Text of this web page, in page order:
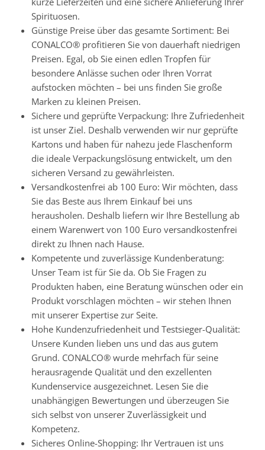
Spirituosen.
Günstige Preise über das gesamte Sortiment: Bei
CONALCO® profitieren Sie von dauerhaft niedrigen
Preisen. Egal, ob Sie einen edlen Tropfen für
besondere Anlässe suchen oder Ihren Vorrat
aufstocken möchten – bei uns finden Sie große
Marken zu kleinen Preisen.
Sichere und geprüfte Verpackung: Ihre Zufriedenheit
ist unser Ziel. Deshalb verwenden wir nur geprüfte
Kartons und haben für nahezu jede Flaschenform
die ideale Verpackungslösung entwickelt, um den
sicheren Versand zu gewährleisten.
Versandkostenfrei ab 100 Euro: Wir möchten, dass
Sie das Beste aus Ihrem Einkauf bei uns
herausholen. Deshalb liefern wir Ihre Bestellung ab
einem Warenwert von 100 Euro versandkostenfrei
direkt zu Ihnen nach Hause.
Kompetente und zuverlässige Kundenberatung:
Unser Team ist für Sie da. Ob Sie Fragen zu
Produkten haben, eine Beratung wünschen oder ein
Produkt vorschlagen möchten – wir stehen Ihnen
mit unserer Expertise zur Seite.
Hohe Kundenzufriedenheit und Testsieger-Qualität:
Unsere Kunden lieben uns und das aus gutem
Grund. CONALCO® wurde mehrfach für seine
herausragende Qualität und den exzellenten
Kundenservice ausgezeichnet. Lesen Sie die
unabhängigen Bewertungen und überzeugen Sie
sich selbst von unserer Zuverlässigkeit und
Kompetenz.
Sicheres Online-Shopping: Ihr Vertrauen ist uns